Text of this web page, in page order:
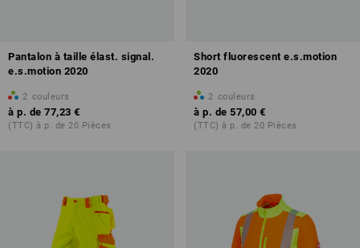
Pantalon à taille élast. signal.
e.s.motion 2020
2 couleurs
à p. de 77,23 €
(TTC) à p. de 20 Pièces
Short fluorescent e.s.motion
2020
2 couleurs
à p. de 57,00 €
(TTC) à p. de 20 Pièces